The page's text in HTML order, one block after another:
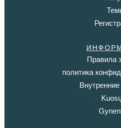
Правила
политика